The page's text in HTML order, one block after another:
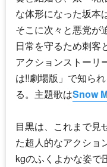
な体形になった坂本
そこに次々と悪党が
日常を守るため刺客
アクションストーリ
は!!劇場版」で知ら
る。主題歌はSnow
目黒は、これまで見
た超人的なアクショ
kgのふくよかな姿で